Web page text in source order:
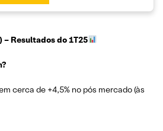
– Resultados do 1T25
cerca de +4,5% no pós mercado (às